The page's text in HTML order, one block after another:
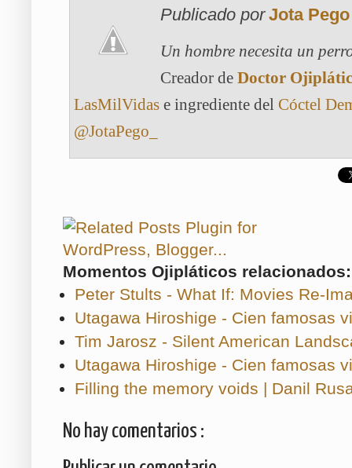
Publicado por Jota Pego
Un hombre necesita un
Creador de Doctor
LasMilVidas e ingrediente del Cóctel
@JotaPego_
Momentos Ojipláticos relacionados:
Peter Stults - What If: Movies Re-
Utagawa Hiroshige - Cien famosas
Tim Jarosz - Silent American
Utagawa Hiroshige - Cien famosas
Filling the memory voids | Danil
No hay comentarios :